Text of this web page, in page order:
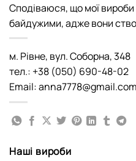
Сподіваюся, що мої
байдужими, адже вони
м. Рівне, вул. Соборна, 348
тел.: +38 (050) 690-48-02
Email: anna7778@gmail.com
Наші вироби